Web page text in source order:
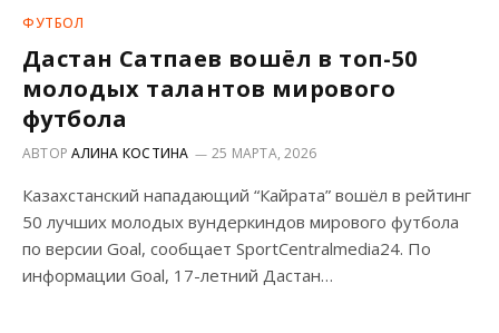
ФУТБОЛ
Дастан Сатпаев вошёл в топ-50
молодых талантов мирового
футбола
АВТОРАЛИНА КОСТИНА 25 МАРТА, 2026
Казахстанский нападающий “Кайрата” вошёл в рейтинг
50 лучших молодых вундеркиндов мирового футбола
по версии Goal, сообщает SportCentralmedia24. По
информации Goal, 17-летний Дастан…